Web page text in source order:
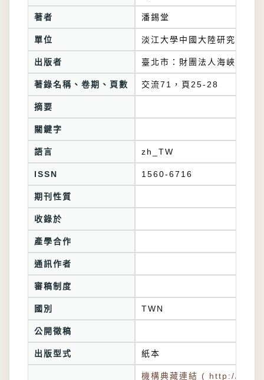
著者 潘錫堂
單位 淡江大學中國大陸研究所
出版者 臺北市：財團法人海峽交流
著錄名稱、卷期、頁數 交流71，頁25-28
摘要
關鍵字
語言 zh_TW
ISSN 1560-6716
期刊性質
收錄於
產學合作
通訊作者
審稿制度
國別 TWN
公開徵稿
出版型式 紙本
機構典藏連結 ( http://